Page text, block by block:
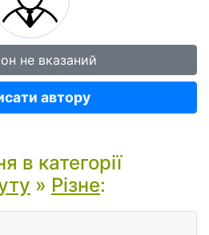
не вказаний
автору
в категорії
» Різне: